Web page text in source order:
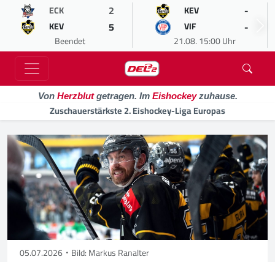
ECK 2
KEV 5
Beendet
KEV -
VIF -
21.08. 15:00 Uhr
Von Herzblutgetragen. Im Eishockeyzuhause.
Zuschauerstärkste 2. Eishockey-Liga Europas
05.07.2026 Bild: Markus Ranalter